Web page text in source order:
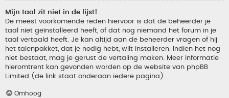
Mijn taal zit niet in de lijst!
De meest voorkomende reden hiervoor is dat de beheerder je
taal niet geïnstalleerd heeft, of dat nog niemand het forum in je
taal vertaald heeft. Je kan altijd aan de beheerder vragen of hij
het talenpakket, dat je nodig hebt, wilt installeren. Indien het nog
niet bestaat, mag je gerust de vertaling maken. Meer informatie
hieromtrent kan gevonden worden op de website van phpBB
Limited (de link staat onderaan iedere pagina).
Omhoog